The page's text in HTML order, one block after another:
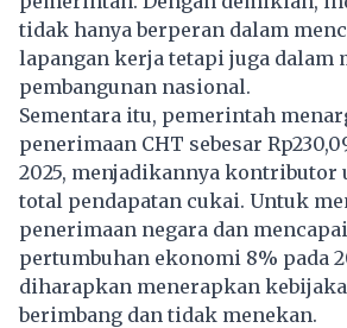
tidak hanya berperan dalam
lapangan kerja tetapi juga dalam
pembangunan nasional.
Sementara itu, pemerintah
penerimaan CHT sebesar
2025, menjadikannya kontributor
total pendapatan cukai. Untuk
penerimaan negara dan
pertumbuhan ekonomi 8% pada
diharapkan menerapkan
berimbang dan tidak menekan.